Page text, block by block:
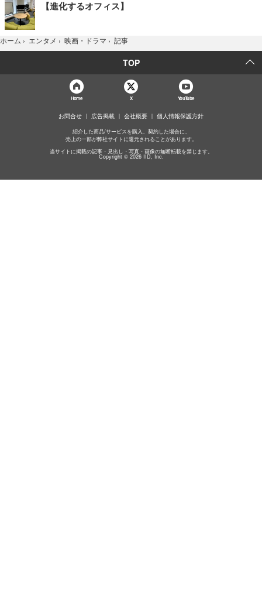
【進化するオフィス】
ホーム › エンタメ › 映画・ドラマ › 記事
TOP
Home X YouTube
お問合せ 広告掲載 会社概要 個人情報保護方針
紹介した商品/サービスを購入、契約した場合に、
売上の一部が弊社サイトに還元されることがあります。
当サイトに掲載の記事・見出し・写真・画像の無断転載を禁じます。
Copyright © 2026 IID, Inc.